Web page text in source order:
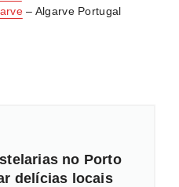
– Algarve Portugal
no Porto
delícias locais